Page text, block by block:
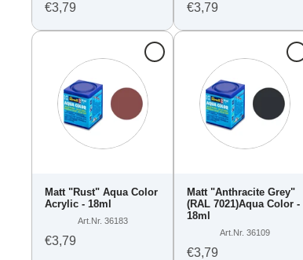
€3,79 €3,79
Matt "Rust" Aqua Color
Acrylic - 18ml
Art.Nr. 36183
€3,79
Matt "Anthracite Grey"
(RAL 7021)Aqua Color -
18ml
Art.Nr. 36109
€3,79